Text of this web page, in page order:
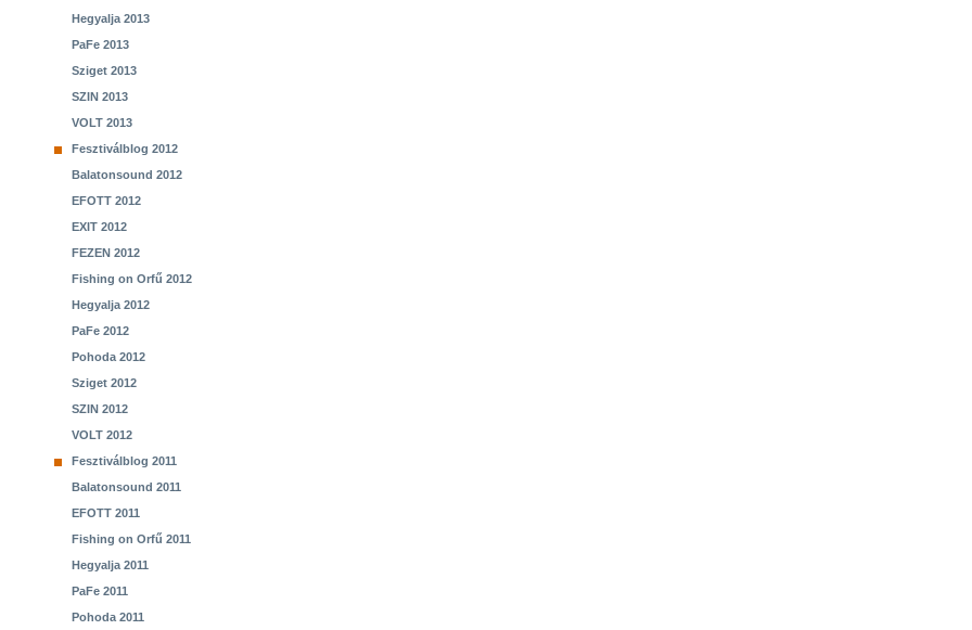
Hegyalja 2013
PaFe 2013
Sziget 2013
SZIN 2013
VOLT 2013
Fesztiválblog 2012
Balatonsound 2012
EFOTT 2012
EXIT 2012
FEZEN 2012
Fishing on Orfű 2012
Hegyalja 2012
PaFe 2012
Pohoda 2012
Sziget 2012
SZIN 2012
VOLT 2012
Fesztiválblog 2011
Balatonsound 2011
EFOTT 2011
Fishing on Orfű 2011
Hegyalja 2011
PaFe 2011
Pohoda 2011